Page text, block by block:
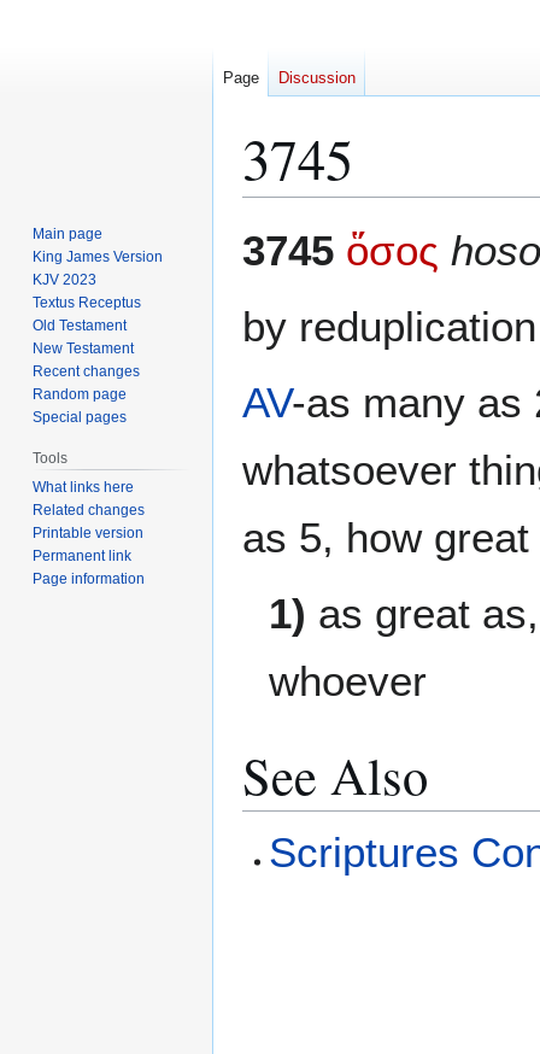
3745
to
to
3745 ὅσος
by
AV-as many as
whatsoever
as 5, how
1) as great
whoever
See Also
Scriptures
Page Discussion
Main page
King James Version
KJV 2023
Textus Receptus
Old Testament
New Testament
Recent changes
Random page
Special pages
Tools
What links here
Related changes
Printable version
Permanent link
Page information